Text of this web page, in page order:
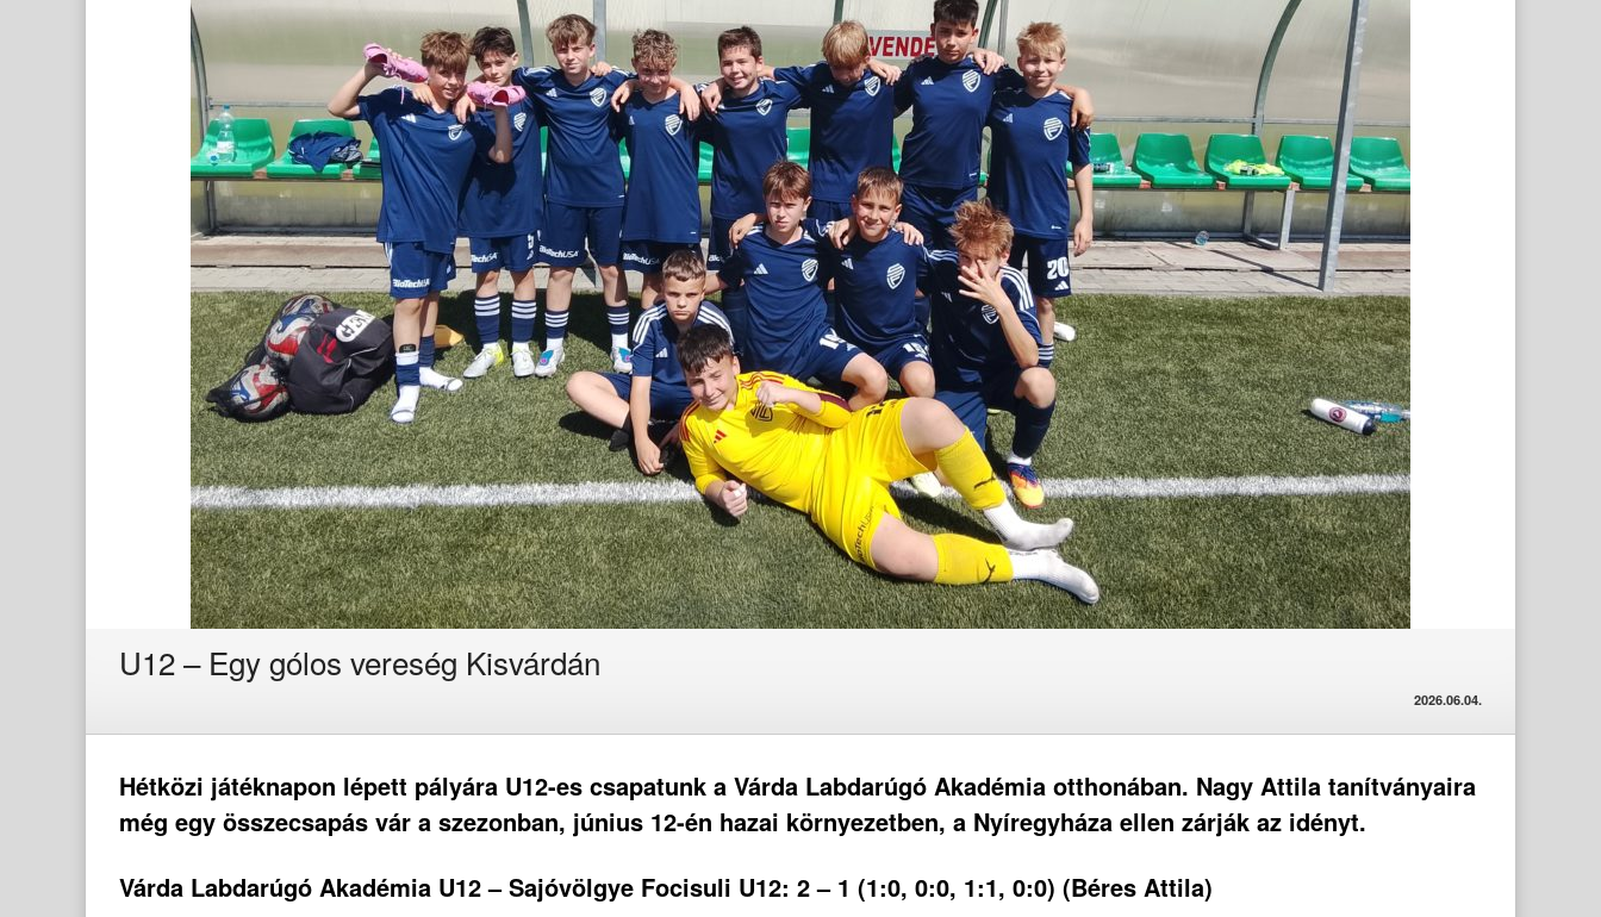
U12 – Egy gólos vereség Kisvárdán
2026.06.04.
Hétközi játéknapon lépett pályára U12-es csapatunk a Várda Labdarúgó Akadémia otthonában. Nagy Attila tanítványaira
még egy összecsapás vár a szezonban, június 12-én hazai környezetben, a Nyíregyháza ellen zárják az idényt.
Várda Labdarúgó Akadémia U12 – Sajóvölgye Focisuli U12: 2 – 1 (1:0, 0:0, 1:1, 0:0) (Béres Attila)